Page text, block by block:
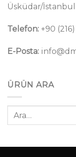
Üsküdar/İstanbul
Telefon: +90
E-Posta:
ÜRÜN ARA
Ara: